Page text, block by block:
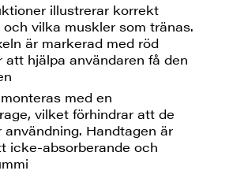
illustrerar korrekt
vilka muskler som tränas.
är markerad med röd
att hjälpa användaren få den
med en
vilket förhindrar att de
användning. Handtagen är
icke-absorberande och